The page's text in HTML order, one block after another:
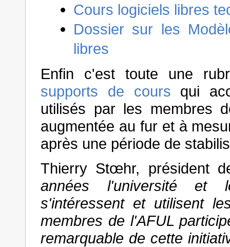
Cours logiciels libres
Dossier sur les
libres
Enfin c'est toute une
supports de cours qui
utilisés par les membres
augmentée au fur et à
après une période de
Thierry Stœhr, président
années l'université et
s'intéressent et utilisent
membres de l'AFUL
remarquable de cette